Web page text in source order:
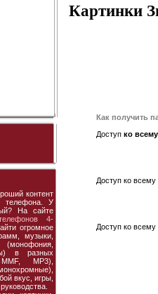
контент
телефона. У
На сайте
4-
огромное
музыки,
в разных
MP3),
вкус, игры,
Картинки
Как получить
Доступ ко
Доступ ко всему
Доступ ко